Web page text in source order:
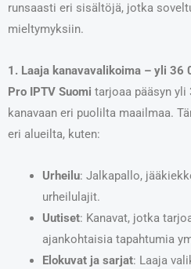
runsaasti eri sisältöjä, jotka
mieltymyksiin.
1. Laaja kanavavalikoima – yli 36
Pro IPTV Suomi tarjoaa pääsyn yli
kanavaan eri puolilta maailmaa.
eri alueilta, kuten:
Urheilu: Jalkapallo,
urheilulajit.
Uutiset: Kanavat, jotka
ajankohtaisia tapahtumia
Elokuvat ja sarjat: Laaja